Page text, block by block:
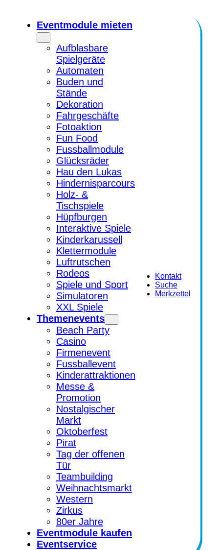
Eventmodule mieten
Aufblasbare
Spielgeräte
Automaten
Buden und
Stände
Dekoration
Fahrgeschäfte
Fotoaktion
Fun Food
Fussballmodule
Glücksräder
Hau den Lukas
Hindernisparcours
Holz- &
Tischspiele
Hüpfburgen
Interaktive Spiele
Kinderkarussell
Klettermodule
Luftrutschen
Rodeos
Spiele und Sport
Simulatoren
XXL Spiele
Themenevents
Beach Party
Casino
Firmenevent
Fussballevent
Kinderattraktionen
Messe &
Promotion
Nostalgischer
Markt
Oktoberfest
Pirat
Tag der offenen
Tür
Teambuilding
Weihnachtsmarkt
Western
Zirkus
80er Jahre
Eventmodule kaufen
Eventservice
Kontakt
Suche
Merkzettel